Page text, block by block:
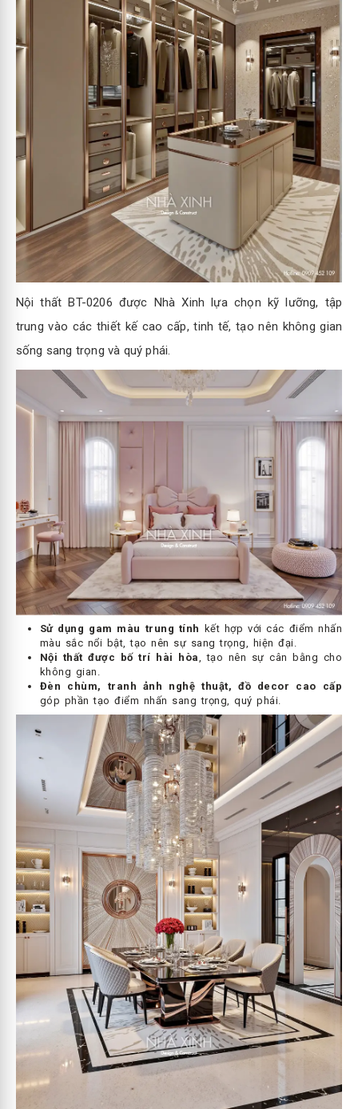
Nội thất BT-0206 được Nhà Xinh lựa chọn kỹ lưỡng, tập
trung vào các thiết kế cao cấp, tinh tế, tạo nên không gian
sống sang trọng và quý phái.
Sử dụng gam màu trung tính kết hợp với các điểm nhấn
màu sắc nổi bật, tạo nên sự sang trọng, hiện đại.
Nội thất được bố trí hài hòa
, tạo nên sự cân bằng cho
không gian.
Đèn chùm, tranh ảnh nghệ thuật, đồ decor cao cấp
góp phần tạo điểm nhấn sang trọng, quý phái.